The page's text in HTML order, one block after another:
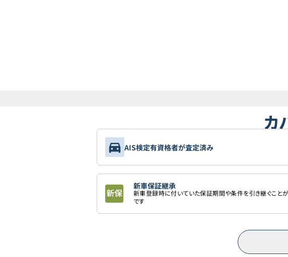
カ
AIS検定有資格者が査定済み
新車保証継承
新車登録時に付いていた保証期間や条件を引き継ぐこと
です